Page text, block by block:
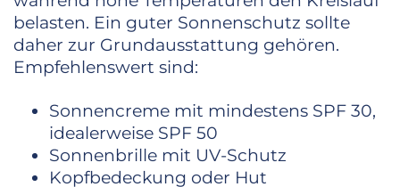
belasten. Ein guter Sonnenschutz sollte
daher zur Grundausstattung gehören.
Empfehlenswert sind:
Sonnencreme mit mindestens SPF 30,
idealerweise SPF 50
Sonnenbrille mit UV-Schutz
Kopfbedeckung oder Hut